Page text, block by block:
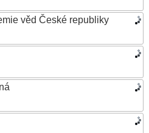
věd České republiky